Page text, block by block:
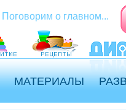
Поговорим о главном...
МАТЕРИАЛЫ